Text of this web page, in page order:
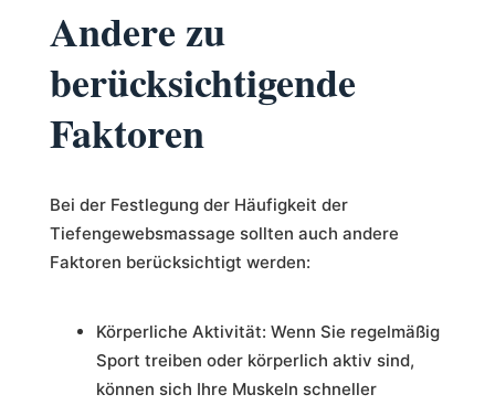
Andere zu
berücksichtigende
Faktoren
Bei der Festlegung der Häufigkeit der
Tiefengewebsmassage sollten auch andere
Faktoren berücksichtigt werden:
Körperliche Aktivität: Wenn Sie regelmäßig
Sport treiben oder körperlich aktiv sind,
können sich Ihre Muskeln schneller